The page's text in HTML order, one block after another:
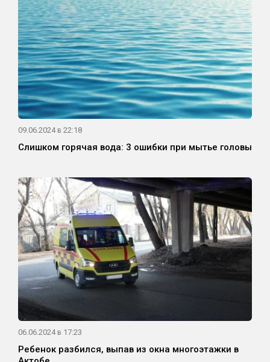
09.06.2024 в 22:18
Слишком горячая вода: 3 ошибки при мытье головы
06.06.2024 в 17:23
Ребенок разбился, выпав из окна многоэтажки в